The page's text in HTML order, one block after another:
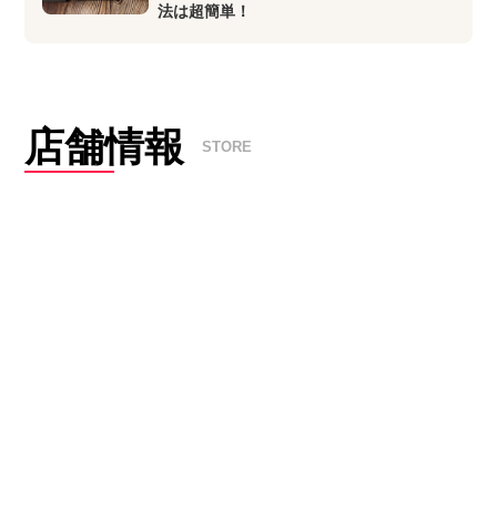
法は超簡単！
店舗情報 STORE